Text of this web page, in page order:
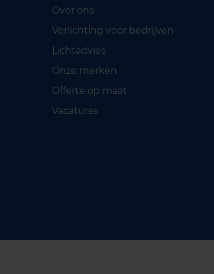
Over ons
Verlichting voor bedrijven
Lichtadvies
Onze merken
Offerte op maat
Vacatures